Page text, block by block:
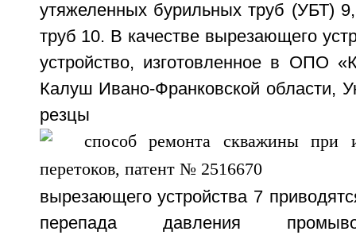
утяжеленных бурильных труб (УБТ)
труб 10. В качестве вырезающего
устройство, изготовленное в ОПО
Калуш Ивано-Франковской области,
вырезающего устройства 7
перепада давления